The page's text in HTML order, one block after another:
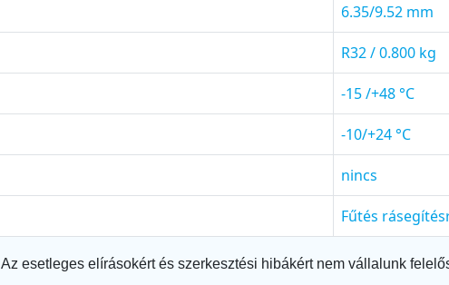
6.35/9.52 mm
R32 / 0.800 kg
-15 /+48 °C
-10/+24 °C
nincs
Fűtés
Az esetleges elírásokért és szerkesztési hibákért nem vállalunk